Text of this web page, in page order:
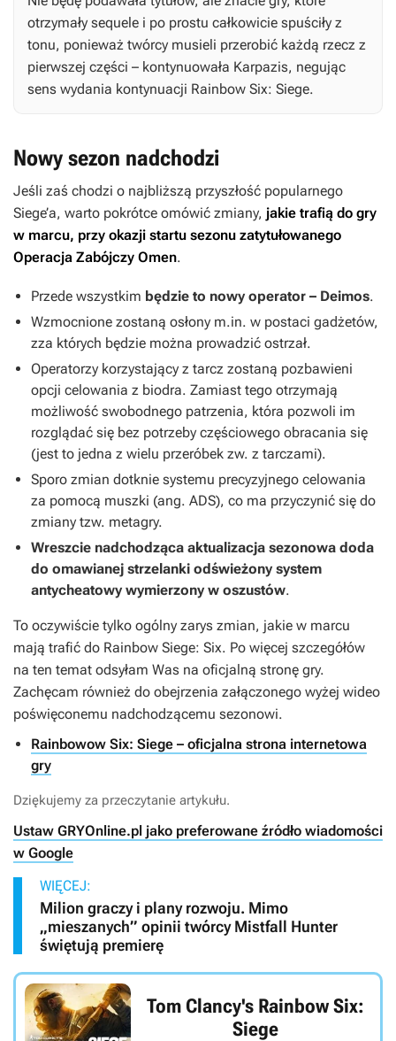
otrzymały sequele i po prostu całkowicie spuściły z
tonu, ponieważ twórcy musieli przerobić każdą rzecz z
pierwszej części – kontynuowała Karpazis, negując
sens wydania kontynuacji Rainbow Six: Siege.
Nowy sezon nadchodzi
Jeśli zaś chodzi o najbliższą przyszłość popularnego
Siege’a, warto pokrótce omówić zmiany, jakie trafią do gry
w marcu, przy okazji startu sezonu zatytułowanego
Operacja Zabójczy Omen.
Przede wszystkim będzie to nowy operator – Deimos.
Wzmocnione zostaną osłony m.in. w postaci gadżetów,
zza których będzie można prowadzić ostrzał.
Operatorzy korzystający z tarcz zostaną pozbawieni
opcji celowania z biodra. Zamiast tego otrzymają
możliwość swobodnego patrzenia, która pozwoli im
rozglądać się bez potrzeby częściowego obracania się
(jest to jedna z wielu przeróbek zw. z tarczami).
Sporo zmian dotknie systemu precyzyjnego celowania
za pomocą muszki (ang. ADS), co ma przyczynić się do
zmiany tzw. metagry.
Wreszcie nadchodząca aktualizacja sezonowa doda
do omawianej strzelanki odświeżony system
antycheatowy wymierzony w oszustów.
To oczywiście tylko ogólny zarys zmian, jakie w marcu
mają trafić do Rainbow Siege: Six. Po więcej szczegółów
na ten temat odsyłam Was na oficjalną stronę gry.
Zachęcam również do obejrzenia załączonego wyżej wideo
poświęconemu nadchodzącemu sezonowi.
Rainbowow Six: Siege – oficjalna strona internetowa
gry
Dziękujemy za przeczytanie artykułu.
Ustaw GRYOnline.pl jako preferowane źródło wiadomości
w Google
WIĘCEJ:
Milion graczy i plany rozwoju. Mimo
„mieszanych” opinii twórcy Mistfall Hunter
świętują premierę
Tom Clancy's Rainbow Six:
Siege